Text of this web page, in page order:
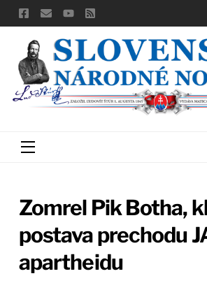
Skip
to
content
Menu
Zomrel Pik Botha,
postava prechodu
apartheidu